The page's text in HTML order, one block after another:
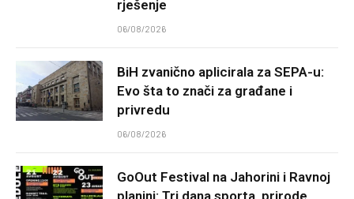
rješenje
06/08/2026
BiH zvanično aplicirala za SEPA-u:
Evo šta to znači za građane i
privredu
06/08/2026
GoOut Festival na Jahorini i Ravnoj